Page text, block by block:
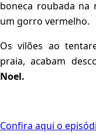
boneca roubada
um gorro vermelho.
Os vilões ao
praia, acabam
Noel.
Confira aqui o